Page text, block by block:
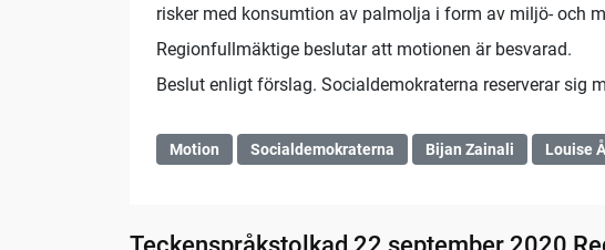
risker med konsumtion av palmolja i form av miljö- och
Regionfullmäktige beslutar att motionen är besvarad.
Beslut enligt förslag. Socialdemokraterna reserverar
Motion Socialdemokraterna Bijan Zainali Louise